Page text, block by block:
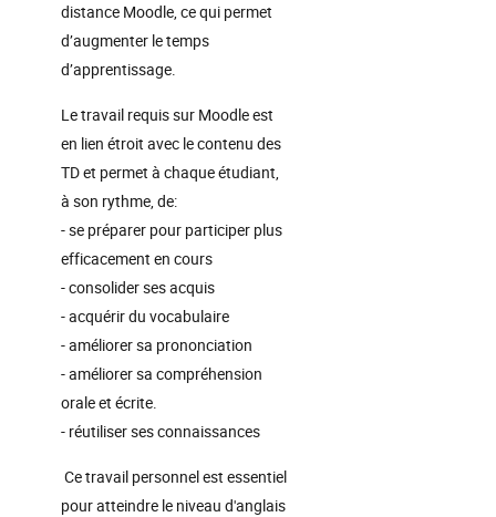
distance Moodle, ce qui permet
d’augmenter le temps
d’apprentissage.
Le travail requis sur Moodle est
en lien étroit avec le contenu des
TD et permet à chaque étudiant,
à son rythme, de:
- se préparer pour participer plus
efficacement en cours
- consolider ses acquis
- acquérir du vocabulaire
- améliorer sa prononciation
- améliorer sa compréhension
orale et écrite.
- réutiliser ses connaissances
Ce travail personnel est essentiel
pour atteindre le niveau d'anglais